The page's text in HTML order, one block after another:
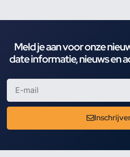
Meld je aan voor onze
date informatie, nieuws en